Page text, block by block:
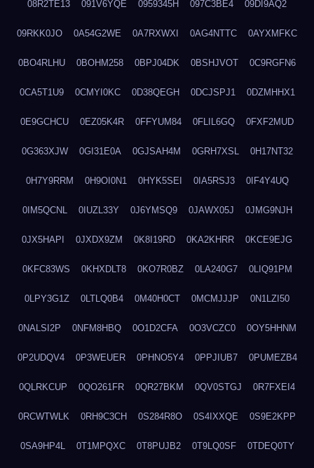
08R2TE13 091V6YQE 0959345H 097C3BE4 09DI9AQ2
09RKK0JO 0A54G2WE 0A7RXWXI 0AG4NTTC 0AYXMFKC
0BO4RLHU 0BOHM258 0BPJ04DK 0BSHJVOT 0C9RGFN6
0CA5T1U9 0CMYI0KC 0D38QEGH 0DCJSPJ1 0DZMHHX1
0E9GCHCU 0EZ05K4R 0FFYUM84 0FLIL6GQ 0FXF2MUD
0G363XJW 0GI31E0A 0GJSAH4M 0GRH7XSL 0H17NT32
0H7Y9RRM 0H9OI0N1 0HYK5SEI 0IA5RSJ3 0IF4Y4UQ
0IM5QCNL 0IUZL33Y 0J6YMSQ9 0JAWX05J 0JMG9NJH
0JX5HAPI 0JXDX9ZM 0K8I19RD 0KA2KHRR 0KCE9EJG
0KFC83WS 0KHXDLT8 0KO7R0BZ 0LA240G7 0LIQ91PM
0LPY3G1Z 0LTLQ0B4 0M40H0CT 0MCMJJJP 0N1LZI50
0NALSI2P 0NFM8HBQ 0O1D2CFA 0O3VCZC0 0OY5HHNM
0P2UDQV4 0P3WEUER 0PHNO5Y4 0PPJIUB7 0PUMEZB4
0QLRKCUP 0QO261FR 0QR27BKM 0QV0STGJ 0R7FXEI4
0RCWTWLK 0RH9C3CH 0S284R8O 0S4IXXQE 0S9E2KPP
0SA9HP4L 0T1MPQXC 0T8PUJB2 0T9LQ0SF 0TDEQ0TY